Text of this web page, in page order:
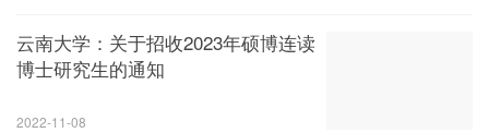
云南大学：关于招收2023年硕博连读
博士研究生的通知
2022-11-08